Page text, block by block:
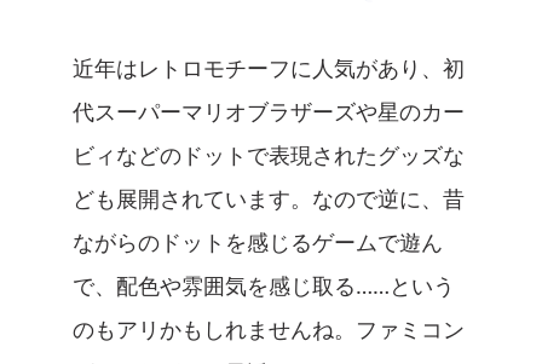
近年はレトロモチーフに人気があり、初
代スーパーマリオブラザーズや星のカー
ビィなどのドットで表現されたグッズな
ども展開されています。なので逆に、昔
ながらのドットを感じるゲームで遊ん
で、配色や雰囲気を感じ取る……という
のもアリかもしれませんね。ファミコン